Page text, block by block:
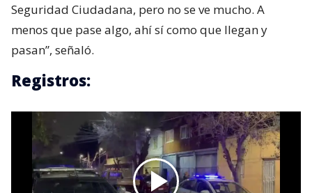
Seguridad Ciudadana, pero no se ve mucho. A
menos que pase algo, ahí sí como que llegan y
pasan”, señaló.
Registros: